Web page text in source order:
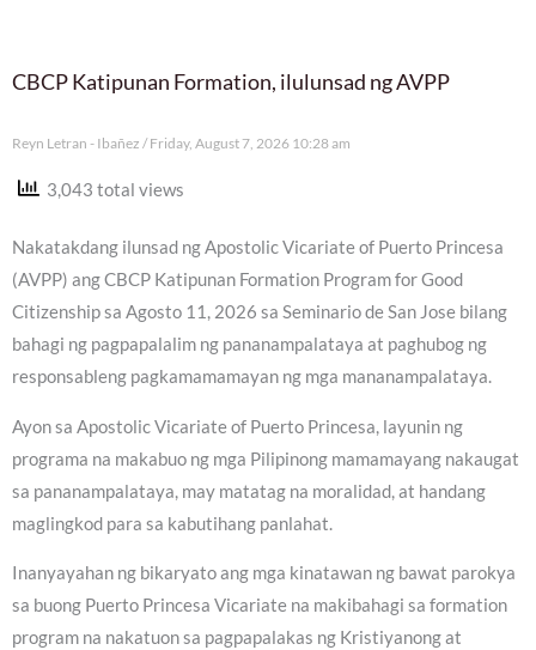
CBCP Katipunan Formation, ilulunsad ng AVPP
Reyn Letran - Ibañez Friday, August 7, 2026 10:28 am
3,043 total views
Nakatakdang ilunsad ng Apostolic Vicariate of Puerto Princesa
(AVPP) ang CBCP Katipunan Formation Program for Good
Citizenship sa Agosto 11, 2026 sa Seminario de San Jose bilang
bahagi ng pagpapalalim ng pananampalataya at paghubog ng
responsableng pagkamamamayan ng mga mananampalataya.
Ayon sa Apostolic Vicariate of Puerto Princesa, layunin ng
programa na makabuo ng mga Pilipinong mamamayang nakaugat
sa pananampalataya, may matatag na moralidad, at handang
maglingkod para sa kabutihang panlahat.
Inanyayahan ng bikaryato ang mga kinatawan ng bawat parokya
sa buong Puerto Princesa Vicariate na makibahagi sa formation
program na nakatuon sa pagpapalakas ng Kristiyanong at